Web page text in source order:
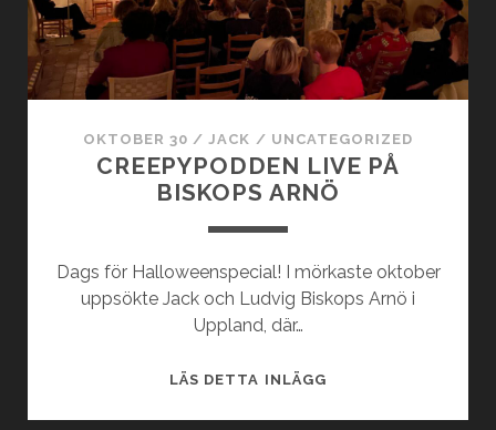
OKTOBER 30 /JACK / UNCATEGORIZED
CREEPYPODDEN LIVE PÅ
BISKOPS ARNÖ
Dags för Halloweenspecial! I mörkaste oktober
uppsökte Jack och Ludvig Biskops Arnö i
Uppland, där…
LÄS DETTA INLÄGGCREEPYPODDEN